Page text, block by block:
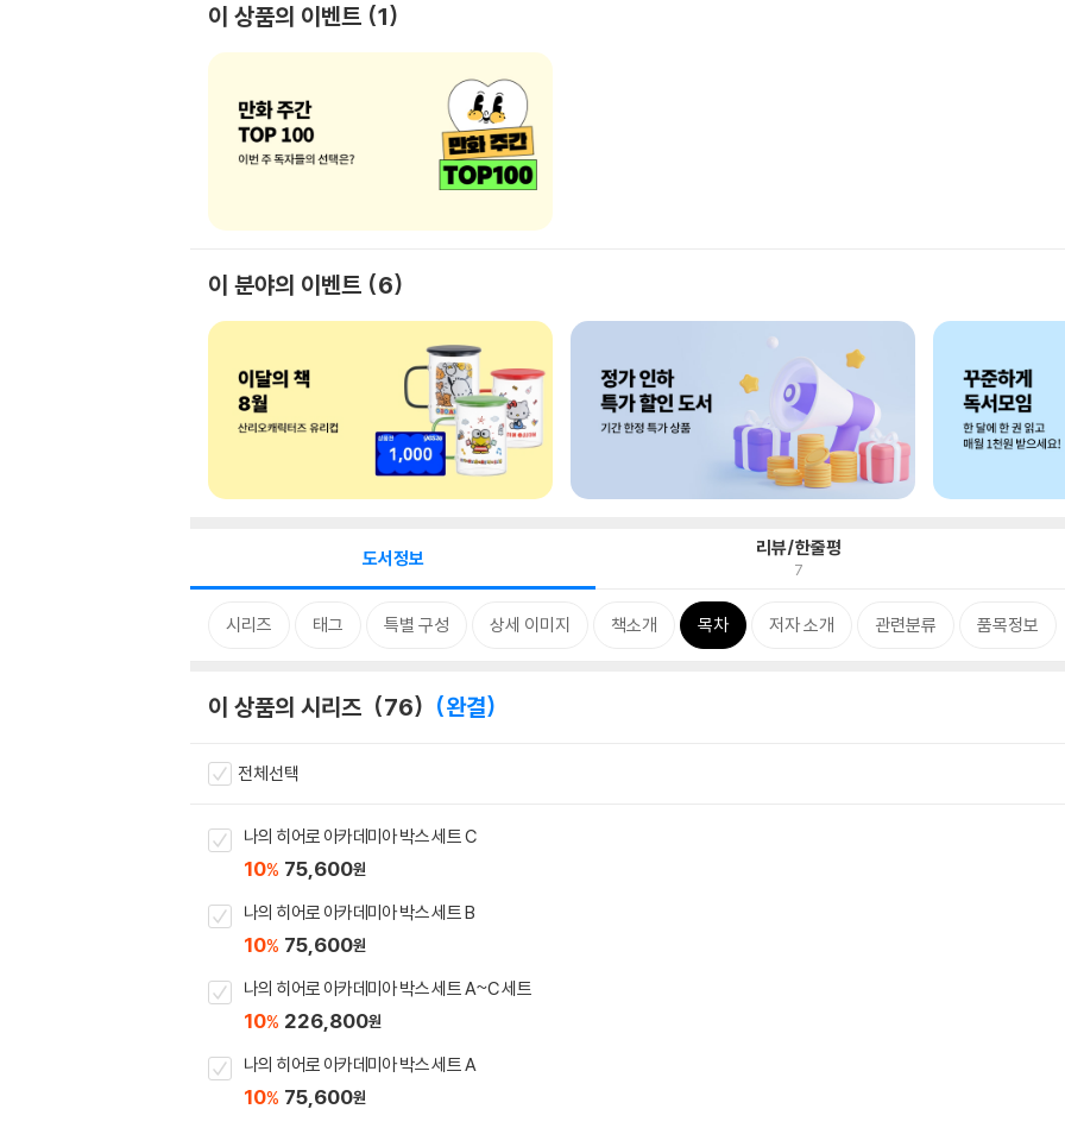
이 상품의 이벤트 1
이 분야의 이벤트 6
도서정보 리뷰/한줄평
7
시리즈 태그 특별 구성 상세 이미지 책소개 목차 저자 소개 관련분류 품목정보
이 상품의 시리즈 76 완결
전체선택
나의 히어로 아카데미아 박스 세트 C
10% 75,600원
나의 히어로 아카데미아 박스 세트 B
10% 75,600원
나의 히어로 아카데미아 박스 세트 A~C 세트
10% 226,800원
나의 히어로 아카데미아 박스 세트 A
10% 75,600원